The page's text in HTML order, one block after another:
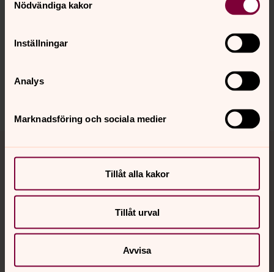
Nödvändiga kakor
Inställningar
Analys
Marknadsföring och sociala medier
Tillåt alla kakor
Tillåt urval
Avvisa
Synpunkter eller frågor på sidans
jarfalla.forsamling@svenskakyrkan.se
Kontakt